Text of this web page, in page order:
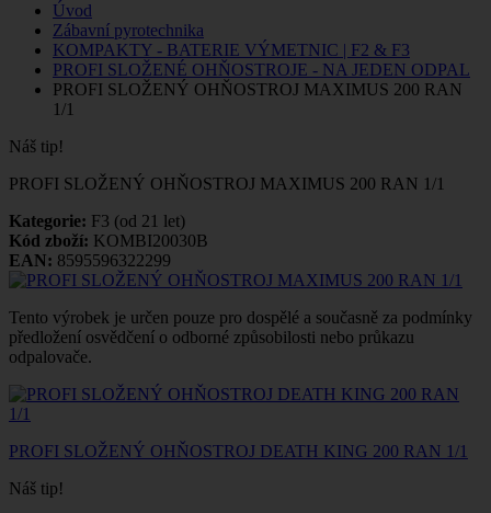
Úvod
Zábavní pyrotechnika
KOMPAKTY - BATERIE VÝMETNIC | F2 & F3
PROFI SLOŽENÉ OHŇOSTROJE - NA JEDEN ODPAL
PROFI SLOŽENÝ OHŇOSTROJ MAXIMUS 200 RAN
1/1
Náš tip!
PROFI SLOŽENÝ OHŇOSTROJ MAXIMUS 200 RAN 1/1
Kategorie: F3 (od 21 let)
Kód zboží: KOMBI20030B
EAN: 8595596322299
Tento výrobek je určen pouze pro dospělé a současně za podmínky
předložení osvědčení o odborné způsobilosti nebo průkazu
odpalovače.
PROFI SLOŽENÝ OHŇOSTROJ DEATH KING 200 RAN 1/1
Náš tip!